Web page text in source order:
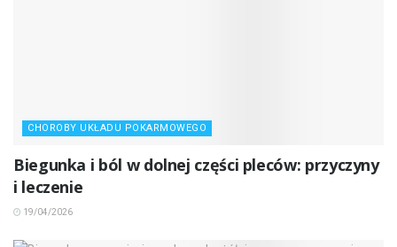
CHOROBY UKŁADU POKARMOWEGO
Biegunka i ból w dolnej części pleców: przyczyny
i leczenie
19/04/2026